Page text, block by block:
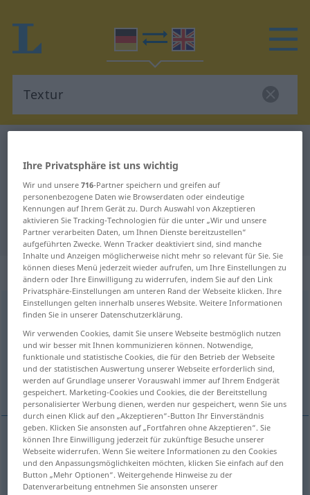
Deutsch-Englisch Übersetzung für
"Textur"
"Textur" Englisch Übersetzung
„Textur“: Femininum
Textur [tɛksˈtuːr]f <Textur ;Texturen>
Übersicht aller Übersetzungen
(Für mehr Details die Übersetzung anklicken/antippen)
texture black letter, Old English, Gothic
texture Textur CHEM TECH
Ihre Privatsphäre ist uns wichtig
Wir und unsere716-Partner speichern und greifen auf
personenbezogene Daten wie Browserdaten oder eindeutige
Kennungen auf Ihrem Gerät zu. Durch Auswahl von Akzeptieren
aktivieren Sie Tracking-Technologien für die unter „Wir und unsere
Partner verarbeiten Daten, um Ihnen Dienste bereitzustellen“
aufgeführten Zwecke. Wenn Tracker deaktiviert sind, sind manche
Inhalte und Anzeigen möglicherweise nicht mehr so relevant für Sie. Sie
können dieses Menü jederzeit wieder aufrufen, um Ihre Einstellungen zu
ändern oder Ihre Einwilligung zu widerrufen, indem Sie auf den Link
Privatsphäre-Einstellungen am unteren Rand der Webseite klicken. Ihre
Einstellungen gelten innerhalb unseres Website. Weitere Informationen
finden Sie in unserer Datenschutzerklärung.
Wir verwenden Cookies, damit Sie unsere Webseite bestmöglich nutzen
und wir besser mit Ihnen kommunizieren können. Notwendige,
funktionale und statistische Cookies, die für den Betrieb der Webseite
und der statistischen Auswertung unserer Webseite erforderlich sind,
werden auf Grundlage unserer Vorauswahl immer auf Ihrem Endgerät
gespeichert. Marketing-Cookies und Cookies, die der Bereitstellung
personalisierter Werbung dienen, werden nur gespeichert, wenn Sie uns
durch einen Klick auf den „Akzeptieren“-Button Ihr Einverständnis
geben. Klicken Sie ansonsten auf „Fortfahren ohne Akzeptieren“. Sie
können Ihre Einwilligung jederzeit für zukünftige Besuche unserer
Webseite widerrufen. Wenn Sie weitere Informationen zu den Cookies
und den Anpassungsmöglichkeiten möchten, klicken Sie einfach auf den
Button „Mehr Optionen“. Weitergehende Hinweise zu der
Datenverarbeitung entnehmen Sie ansonsten unserer